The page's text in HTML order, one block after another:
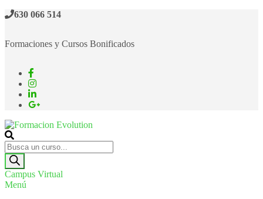
630 066 514
Formaciones y Cursos Bonificados
Formacion Evolution
Cursos de formación continua
Campus Virtual
Menú